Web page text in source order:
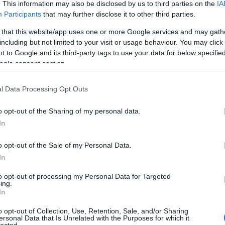
This information may also be disclosed by us to third parties on the
Participants that may further disclose it to other third parties.
that this website/app uses one or more Google services and may
but not limited to your visit or usage behaviour. You may
to Google and its third-party tags to use your data for below
consent section.
Data Processing Opt Outs
opt-out of the Sharing of my personal data.
opt-out of the Sale of my Personal Data.
opt-out of processing my Personal Data for Targeted
opt-out of Collection, Use, Retention, Sale, and/or Sharing
Data that Is Unrelated with the Purposes for which it
esemény facebook-oldaláról kölcsönöztem.)
chardonnay-kat, ezekből válogatva hirdette